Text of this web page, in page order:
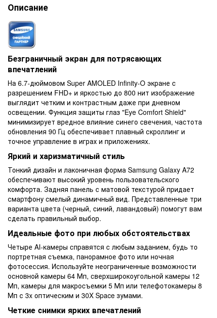
Описание
Безграничный экран для потрясающих
впечатлений
На 6.7-дюймовом Super AMOLED Infinity-O экране с
разрешением FHD+ и яркостью до 800 нит изображение
выглядит четким и контрастным даже при дневном
освещении. Функция защиты глаз "Eye Comfort Shield"
минимизирует вредное влияние синего свечения, частота
обновления 90 Гц обеспечивает плавный скроллинг и
точное управление в играх и приложениях.
Яркий и харизматичный стиль
Тонкий дизайн и лаконичная форма Samsung Galaxy A72
обеспечивают высокий уровень пользовательского
комфорта. Задняя панель с матовой текстурой придает
смартфону смелый динамичный вид. Представленные три
варианта цвета (черный, синий, лавандовый) помогут вам
сделать правильный выбор.
Идеальные фото при любых обстоятельствах
Четыре AI-камеры справятся с любым заданием, будь то
портретная съемка, панорамное фото или ночная
фотосессия. Используйте неограниченные возможности
основной камеры 64 Мп, сверхширокоугольной камеры 12
Мп, камеры для макросъемки 5 Мп или телефотокамеры 8
Мп с 3x оптическим и 30X Space зумами.
Четкие снимки ярких впечатлений